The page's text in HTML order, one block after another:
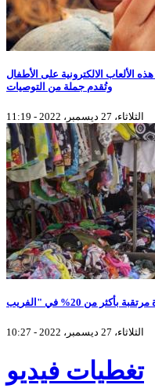
الألعاب الالكترونية على الأطفال
وتُقدم جملة من التوصيات
الثلاثاء، 27 ديسمبر، 2022 - 11:19
الثلاثاء، 27 ديسمبر، 2022 - 10:27
تغطيات فيديو